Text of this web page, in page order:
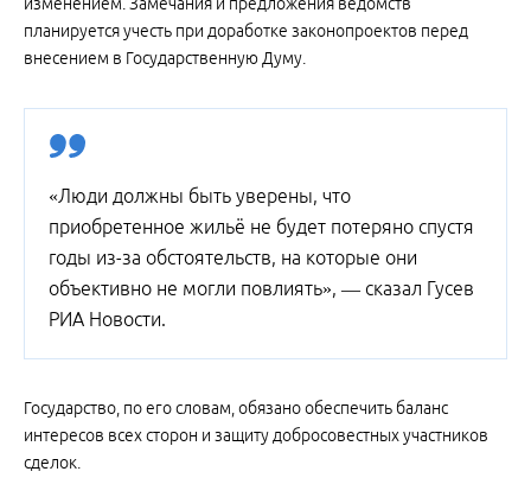
изменением. Замечания и предложения ведомств
планируется учесть при доработке законопроектов перед
внесением в Государственную Думу.
«Люди должны быть уверены, что
приобретенное жильё не будет потеряно спустя
годы из-за обстоятельств, на которые они
объективно не могли повлиять», — сказал Гусев
РИА Новости.
Государство, по его словам, обязано обеспечить баланс
интересов всех сторон и защиту добросовестных участников
сделок.